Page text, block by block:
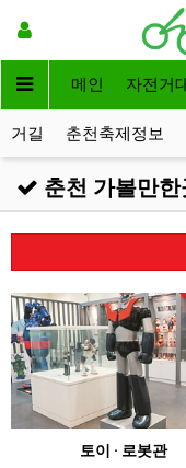
메인 자전거
거길 춘천축제정보
춘천 가볼만한
토이 · 로봇관